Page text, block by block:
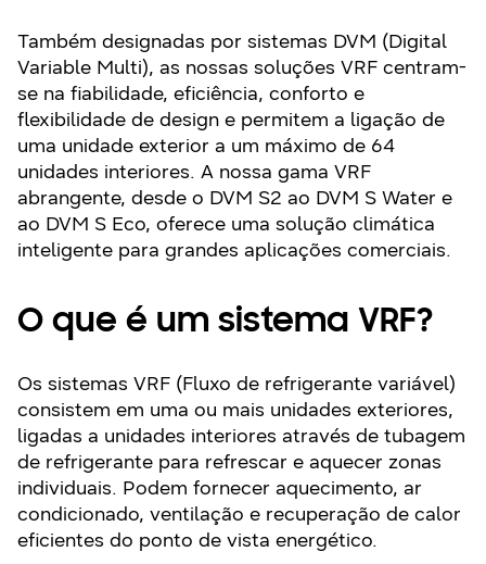
Também designadas por sistemas DVM (Digital
Variable Multi), as nossas soluções VRF centram-
se na fiabilidade, eficiência, conforto e
flexibilidade de design e permitem a ligação de
uma unidade exterior a um máximo de 64
unidades interiores. A nossa gama VRF
abrangente, desde o DVM S2 ao DVM S Water e
ao DVM S Eco, oferece uma solução climática
inteligente para grandes aplicações comerciais.
O que é um sistema VRF?
Os sistemas VRF (Fluxo de refrigerante variável)
consistem em uma ou mais unidades exteriores,
ligadas a unidades interiores através de tubagem
de refrigerante para refrescar e aquecer zonas
individuais. Podem fornecer aquecimento, ar
condicionado, ventilação e recuperação de calor
eficientes do ponto de vista energético.